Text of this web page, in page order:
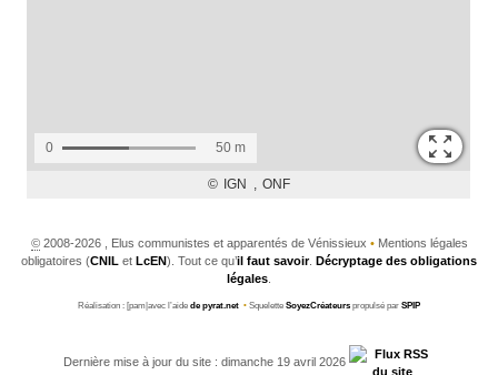
©2008-2026 , Elus communistes et apparentés de Vénissieux •Mentions légales
obligatoires (CNIL et LcEN). Tout ce qu’il faut savoir. Décryptage des obligations
légales
Réalisation : [pam|avec l’aide de pyrat.net • Squelette SoyezCréateurs propulsé par SPIP
Dernière mise à jour du site : dimanche 19 avril 2026